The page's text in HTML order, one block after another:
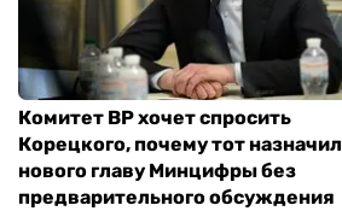
Комитет ВР хочет спросить
Корецкого, почему тот назначил
нового главу Минцифры без
предварительного обсуждения